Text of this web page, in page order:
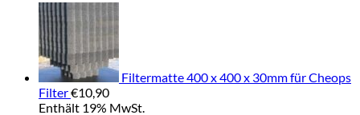
Produktseite
gewählt
werden
Filtermatte 400 x 400 x 30mm für Cheops
Filter€10,90
Enthält 19% MwSt.